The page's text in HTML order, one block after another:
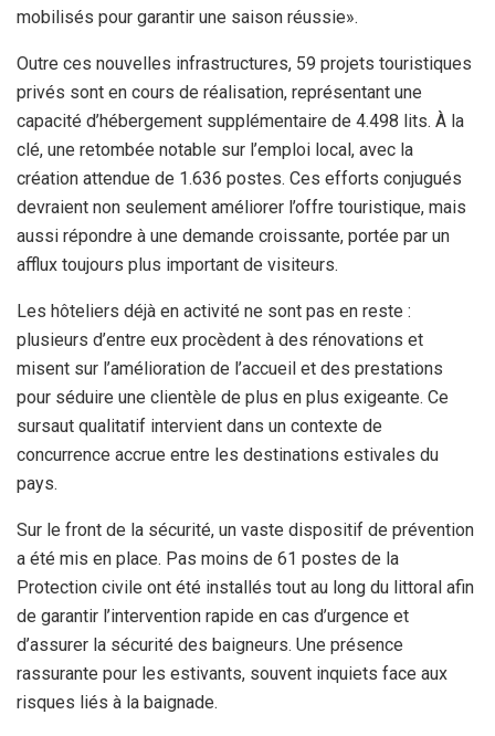
mobilisés pour garantir une saison réussie».
Outre ces nouvelles infrastructures, 59 projets touristiques
privés sont en cours de réalisation, représentant une
capacité d’hébergement supplémentaire de 4.498 lits. À la
clé, une retombée notable sur l’emploi local, avec la
création attendue de 1.636 postes. Ces efforts conjugués
devraient non seulement améliorer l’offre touristique, mais
aussi répondre à une demande croissante, portée par un
afflux toujours plus important de visiteurs.
Les hôteliers déjà en activité ne sont pas en reste :
plusieurs d’entre eux procèdent à des rénovations et
misent sur l’amélioration de l’accueil et des prestations
pour séduire une clientèle de plus en plus exigeante. Ce
sursaut qualitatif intervient dans un contexte de
concurrence accrue entre les destinations estivales du
pays.
Sur le front de la sécurité, un vaste dispositif de prévention
a été mis en place. Pas moins de 61 postes de la
Protection civile ont été installés tout au long du littoral afin
de garantir l’intervention rapide en cas d’urgence et
d’assurer la sécurité des baigneurs. Une présence
rassurante pour les estivants, souvent inquiets face aux
risques liés à la baignade.